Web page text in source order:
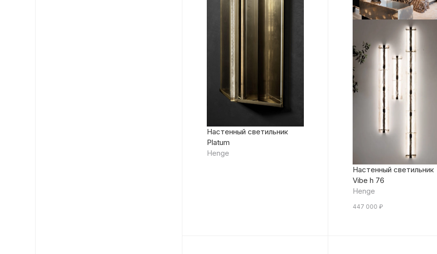
Настенный светильник
Platum
Henge
Настенный светильник
Vibe h 76
Henge
447 000 ₽